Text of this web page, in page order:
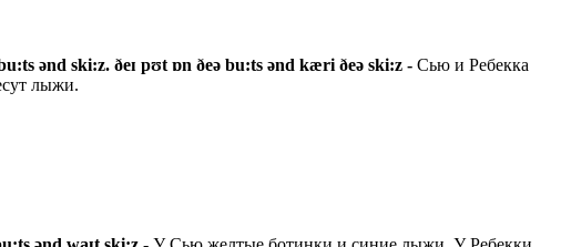
ənd ski:z. ðeɪ pʊt ɒn ðeə bu:ts ənd kæri ðeə ski:z - Сью и Ребекка
лыжи.